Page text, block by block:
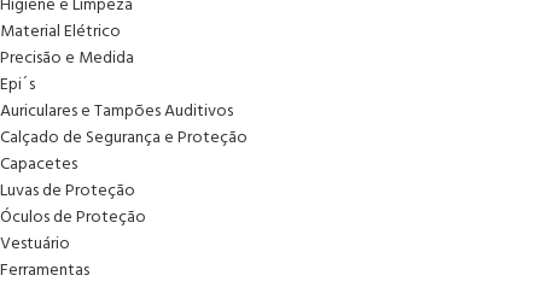
Material Elétrico
Precisão e Medida
Epi´s
Auriculares e Tampões Auditivos
Calçado de Segurança e Proteção
Capacetes
Luvas de Proteção
Óculos de Proteção
Vestuário
Ferramentas